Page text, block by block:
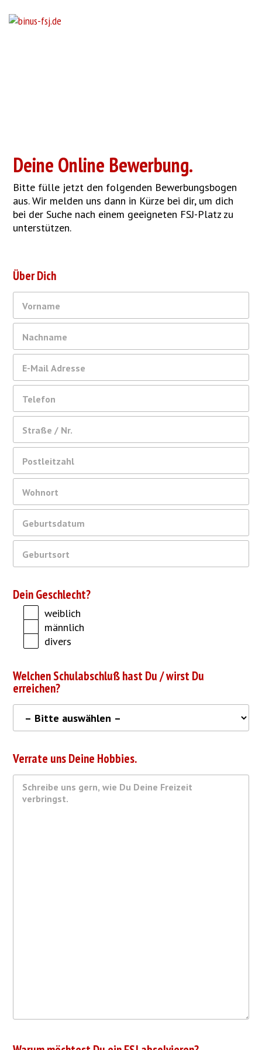
Deine Online Bewerbung.
Bitte fülle jetzt den folgenden Bewerbungsbogen
aus. Wir melden uns dann in Kürze bei dir, um dich
bei der Suche nach einem geeigneten FSJ-Platz zu
unterstützen.
Über Dich
Dein Geschlecht?
weiblich
männlich
divers
Welchen Schulabschluß hast Du / wirst Du
erreichen?
Verrate uns Deine Hobbies.